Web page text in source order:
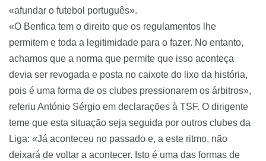
«afundar o futebol português».
«O Benfica tem o direito que os regulamentos lhe
permitem e toda a legitimidade para o fazer. No entanto,
achamos que a norma que permite que isso aconteça
devia ser revogada e posta no caixote do lixo da história,
pois é uma forma de os clubes pressionarem os árbitros»,
referiu António Sérgio em declarações à TSF. O dirigente
teme que esta situação seja seguida por outros clubes da
Liga: «Já aconteceu no passado e, a este ritmo, não
deixará de voltar a acontecer. Isto é uma das formas de